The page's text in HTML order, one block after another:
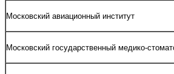
Московский авиационный институт
Московский государственный медико-